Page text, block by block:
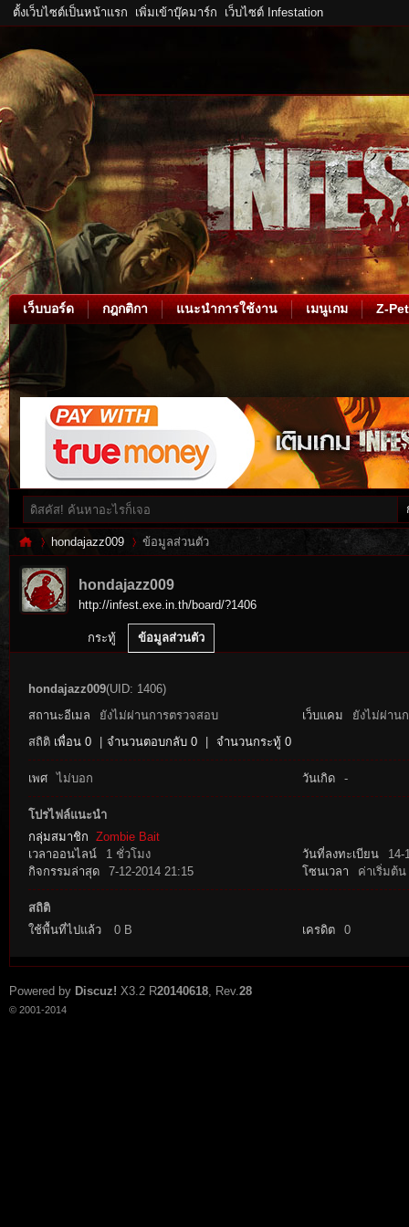
ตั้งเว็บไซต์เป็นหน้าแรก เพิ่มเข้าบุ๊คมาร์ก เว็บไซต์ Infestation
เว็บบอร์ด กฎกติกา แนะนำการใช้งาน เมนูเกม Z-Pet
hondajazz009 ข้อมูลส่วนตัว
hondajazz009
http://infest.exe.in.th/board/?1406
กระทู้ ข้อมูลส่วนตัว
hondajazz009(UID: 1406)
สถานะอีเมล
ยังไม่ผ่านการตรวจสอบ เว็บแคม
ยังไม่ผ่าน
สถิติ เพื่อน 0 จำนวนตอบกลับ 0 จำนวนกระทู้ 0
เพศ ไม่บอก วันเกิด -
โปรไฟล์แนะนำ
กลุ่มสมาชิก Zombie Bait
เวลาออนไลน์
1 ชั่วโมง วันที่ลงทะเบียน
14-
กิจกรรมล่าสุด
7-12-2014 21:15 โซนเวลา ค่าเริ่มต้น
สถิติ
ใช้พื้นที่ไปแล้ว
0 B เครดิต 0
Powered by Discuz! X3.2 R20140618, Rev.28
© 2001-2014